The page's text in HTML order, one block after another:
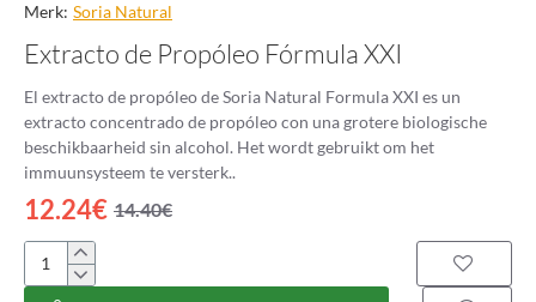
Merk: Soria Natural
Extracto de Propóleo Fórmula XXI
El extracto de propóleo de Soria Natural Formula XXI es un
extracto concentrado de propóleo con una grotere biologische
beschikbaarheid sin alcohol. Het wordt gebruikt om het
immuunsysteem te versterk..
12.24€ 14.40€
Extracto